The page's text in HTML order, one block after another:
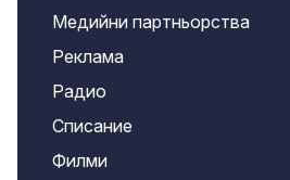
Медийни партньорства
Реклама
Радио
Списание
Филми